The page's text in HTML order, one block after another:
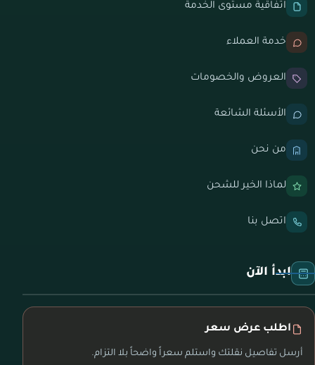
اتفاقية مستوى الخدمة
خدمة العملاء
العروض والخصومات
الأسئلة الشائعة
من نحن
لماذا الخير للشحن
اتصل بنا
ابدأ الآن
اطلب عرض سعر
أرسل تفاصيل نقلتك واستلم سعراً واضحاً بلا التزام.